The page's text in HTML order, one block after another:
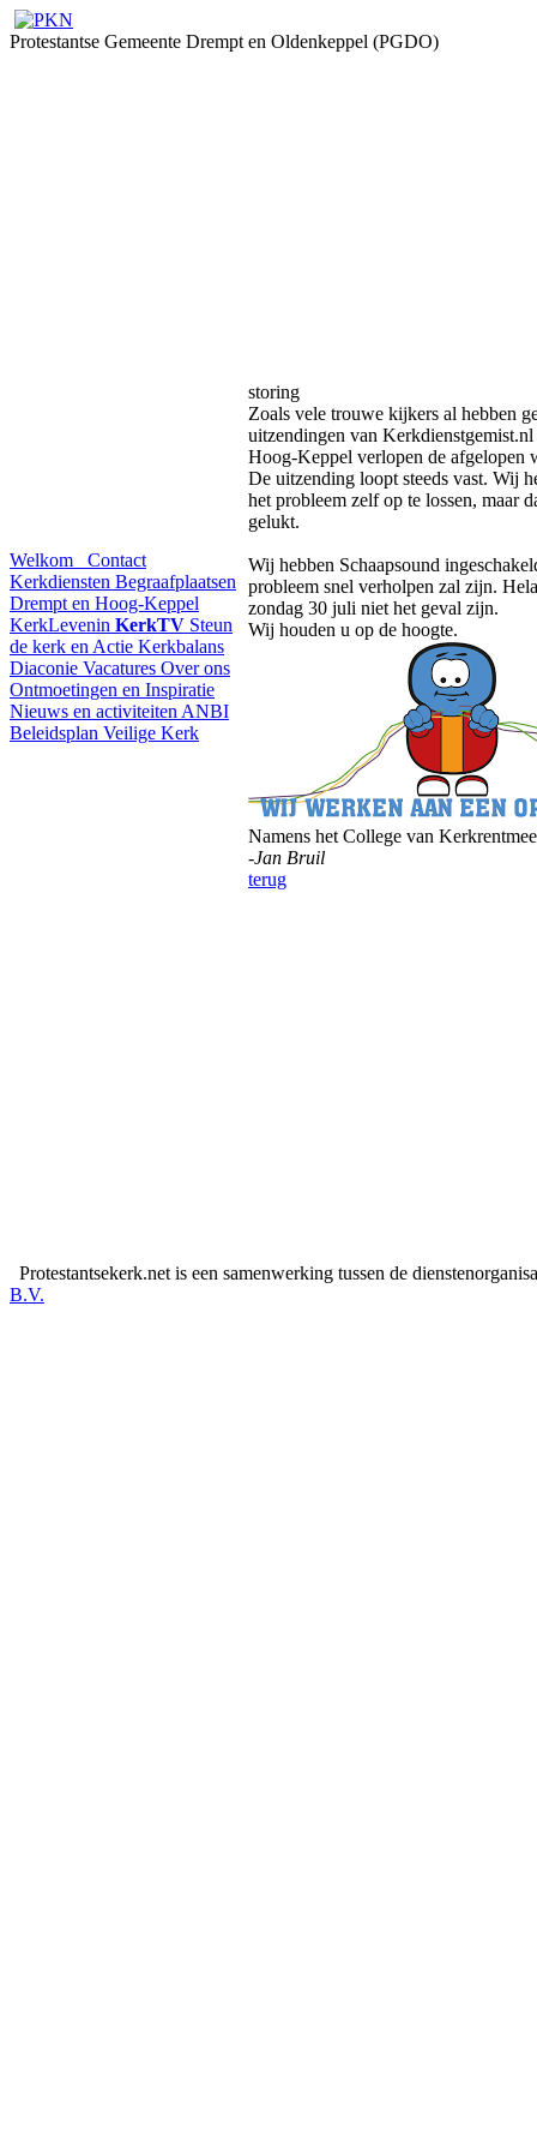
Protestantse Gemeente Drempt en Oldenkeppel (PGDO)
Welkom
Contact
Kerkdiensten Begraafplaatsen
Drempt en Hoog-Keppel
KerkLevenin KerkTV Steun
de kerk en Actie Kerkbalans
Diaconie Vacatures Over ons
Ontmoetingen en Inspiratie
Nieuws en activiteiten ANBI
Beleidsplan Veilige Kerk
storing
Zoals vele trouwe kijkers al hebben
uitzendingen van
Hoog-Keppel verlopen de afgelopen
De uitzending loopt steeds vast. Wij
het probleem zelf op te lossen, maar
gelukt.
Wij hebben Schaapsound
probleem snel verholpen zal zijn.
zondag 30 juli niet het geval zijn.
Wij houden u op de hoogte.
Namens het College van
-Jan Bruil
terug
Protestantsekerk.net is een samenwerking tussen de
B.V.